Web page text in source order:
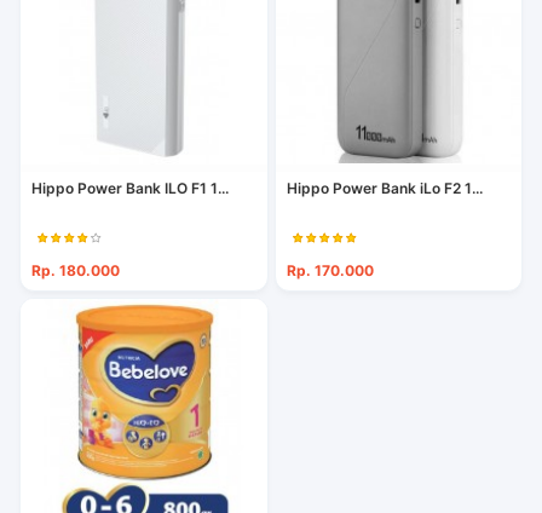
Hippo Power Bank ILO F1 1...
Rp. 180.000
Hippo Power Bank iLo F2 1...
Rp. 170.000